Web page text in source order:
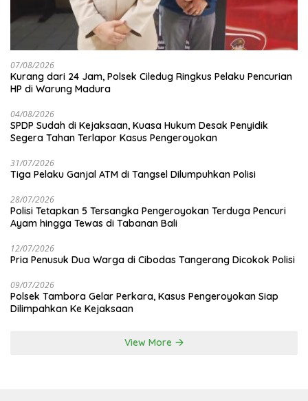
07/08/2026
Kurang dari 24 Jam, Polsek Ciledug Ringkus Pelaku Pencurian
HP di Warung Madura
04/08/2026
SPDP Sudah di Kejaksaan, Kuasa Hukum Desak Penyidik
Segera Tahan Terlapor Kasus Pengeroyokan
31/07/2026
Tiga Pelaku Ganjal ATM di Tangsel Dilumpuhkan Polisi
28/07/2026
Polisi Tetapkan 5 Tersangka Pengeroyokan Terduga Pencuri
Ayam hingga Tewas di Tabanan Bali
12/07/2026
Pria Penusuk Dua Warga di Cibodas Tangerang Dicokok Polisi
09/07/2026
Polsek Tambora Gelar Perkara, Kasus Pengeroyokan Siap
Dilimpahkan Ke Kejaksaan
View More